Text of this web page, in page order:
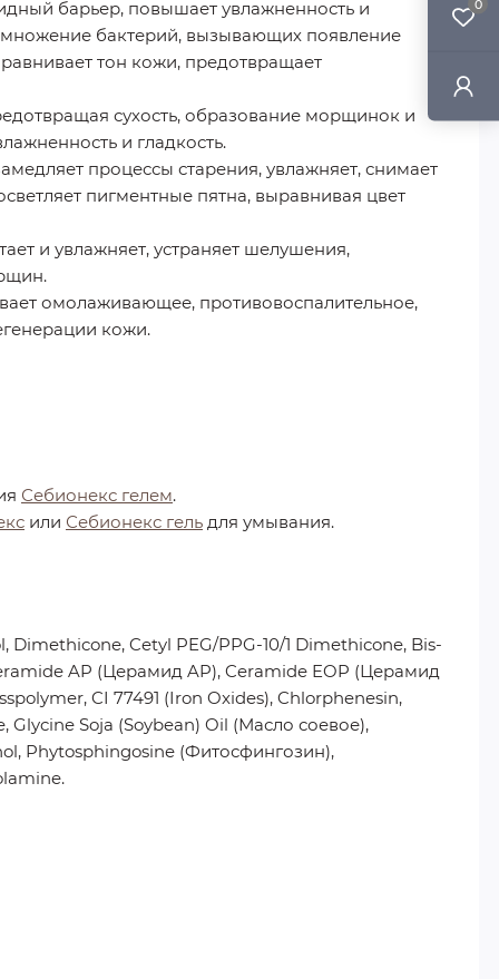
0
барьер, повышает увлажненность и
бактерий, вызывающих появление
тон кожи, предотвращает
сухость, образование морщинок и
и гладкость.
процессы старения, увлажняет, снимает
пигментные пятна, выравнивая цвет
и увлажняет, устраняет шелушения,
омолаживающее, противовоспалительное,
кожи.
Себионекс гелем.
или Себионекс гель для умывания.
Cetyl PEG/PPG-10/1 Dimethicone, Bis-
AP (Церамид AP), Ceramide EOP (Церамид
CI 77491 (Iron Oxides), Chlorphenesin,
Soja (Soybean) Oil (Масло соевое),
Phytosphingosine (Фитосфингозин),